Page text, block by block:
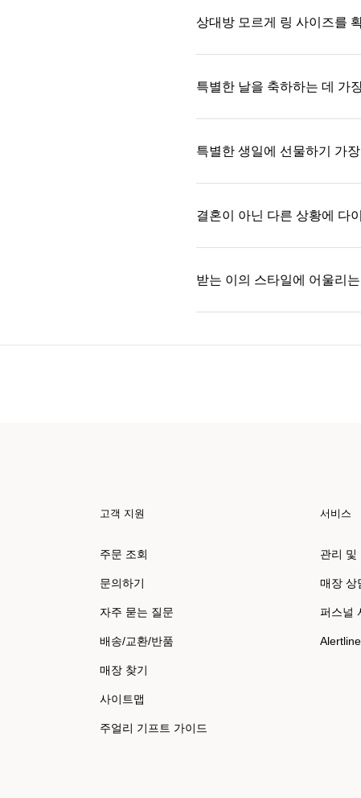
상대방 모르게 링 사이즈를
특별한 날을 축하하는 데 가
특별한 생일에 선물하기 가
결혼이 아닌 다른 상황에 다
받는 이의 스타일에 어울리
고객 지원
주문 조회
문의하기
자주 묻는 질문
배송/교환/반품
매장 찾기
사이트맵
주얼리 기프트 가이드
서비스
관리 및
매장 상
퍼스널
Alertline